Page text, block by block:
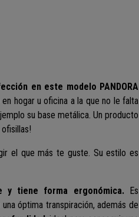
en este modelo PANDORA
hogar u oficina a la que no le falta
su base metálica. Un producto
el que más te guste. Su estilo es
y tiene forma ergonómica.
Es
óptima transpiración, además de